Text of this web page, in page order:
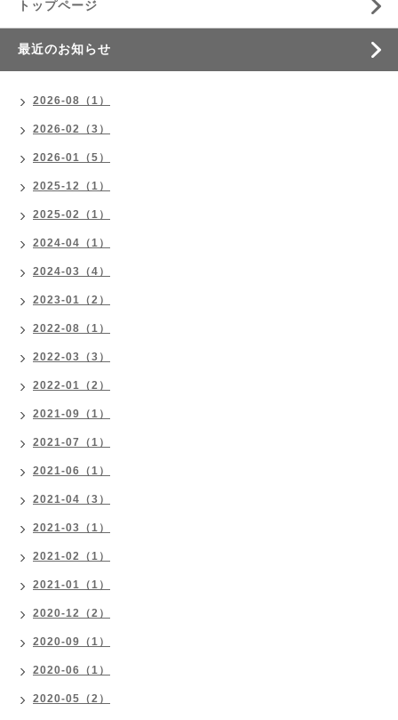
トップページ
最近のお知らせ
2026-08（1）
2026-02（3）
2026-01（5）
2025-12（1）
2025-02（1）
2024-04（1）
2024-03（4）
2023-01（2）
2022-08（1）
2022-03（3）
2022-01（2）
2021-09（1）
2021-07（1）
2021-06（1）
2021-04（3）
2021-03（1）
2021-02（1）
2021-01（1）
2020-12（2）
2020-09（1）
2020-06（1）
2020-05（2）